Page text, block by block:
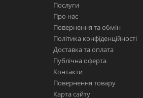
Послуги
Про нас
Повернення та обмін
Політика конфіденційності
Доставка та оплата
Публічна оферта
Контакти
Повернення товару
Карта сайту